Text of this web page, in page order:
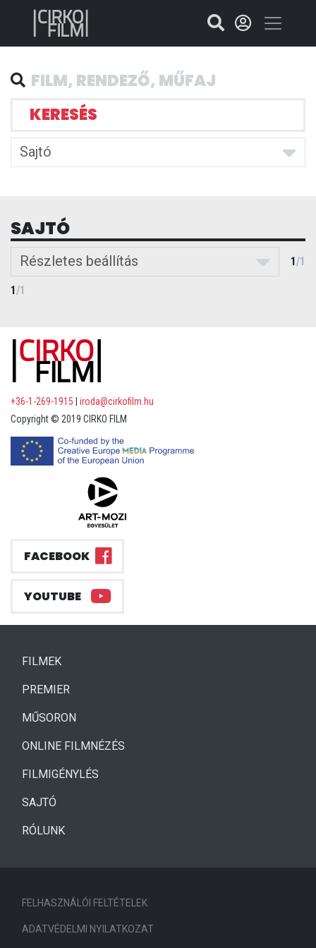
KERESÉS
Sajtó
SAJTÓ
Részletes beállítás 1/1
1/1
+36-1-269-1915
iroda@cirkofilm.hu
Copyright © 2019 CIRKO FILM
FACEBOOK
YOUTUBE
FILMEK(CURRENT)
PREMIER
MŰSORON
ONLINE FILMNÉZÉS
FILMIGÉNYLÉS
SAJTÓ
RÓLUNK
FELHASZNÁLÓI FELTÉTELEK
ADATVÉDELMI NYILATKOZAT